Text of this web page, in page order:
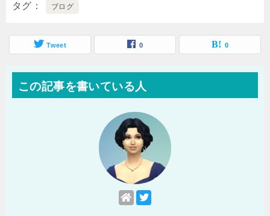
タグ ブログ
Tweet 0 0
この記事を書いている人